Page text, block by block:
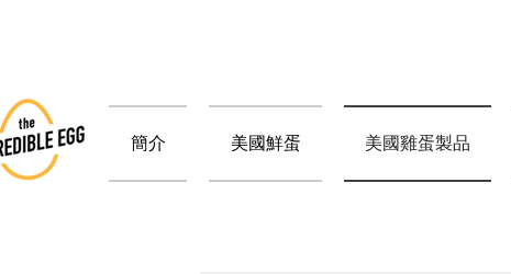
簡介 美國鮮蛋 美國雞蛋製品